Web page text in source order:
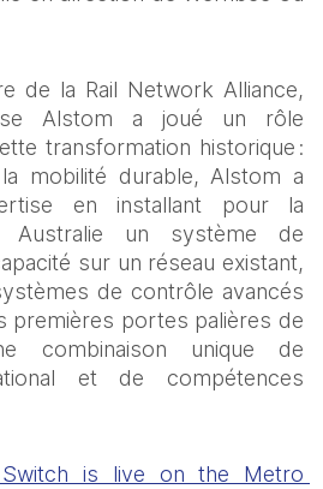
de la Rail Network Alliance,
Alstom a joué un rôle
transformation historique :
mobilité durable, Alstom a
en installant pour la
Australie un système de
sur un réseau existant,
de contrôle avancés
premières portes palières de
combinaison unique de
et de compétences
is live on the Metro